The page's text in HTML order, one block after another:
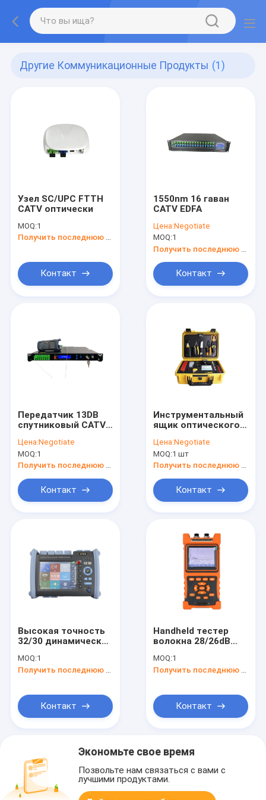
Другие Коммуникационные Продукты (1)
Узел SC/UPC FTTH
CATV оптически
MOQ:1
Получить последнюю цену
Контакт
1550nm 16 гаван
CATV EDFA
Цена:Negotiate
MOQ:1
Контакт
Передатчик 13DB
спутниковый CATV
Цена:Negotiate
MOQ:1
Контакт
Инструментальный
ящик оптического
Цена:Negotiate
MOQ:1 шт
Контакт
Высокая точность
32/30 динамических
1310/1550
рефлектометров
оптически (OTDR)
MOQ:1
Контакт
Handheld тестер
волокна 28/26dB
MOQ:1
Контакт
Экономьте свое время
Позвольте нам связаться с вами с
лучшими продуктами.